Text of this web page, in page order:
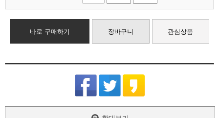
바로 구매하기 장바구니 관심상품